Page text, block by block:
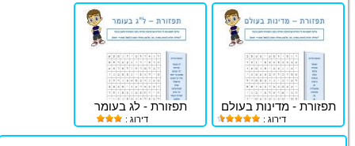
תפזורת - מדינות בעולם
דירוג :
תפזורת - לג בעומר
דירוג :